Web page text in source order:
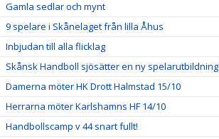
Gamla sedlar och mynt
9 spelare i Skånelaget från lilla Åhus
Inbjudan till alla flicklag
Skånsk Handboll sjösätter en ny spelarutbildning
Damerna möter HK Drott Halmstad 15/10
Herrarna möter Karlshamns HF 14/10
Handbollscamp v 44 snart fullt!